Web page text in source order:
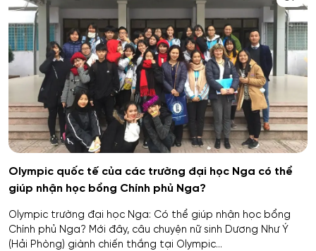
Olympic quốc tế của các trường đại học Nga có thể
giúp nhận học bổng Chính phủ Nga?
Olympic trường đại học Nga: Có thể giúp nhận học bổng
Chính phủ Nga? Mới đây, câu chuyện nữ sinh Dương Như Ý
(Hải Phòng) giành chiến thắng tại Olympic...